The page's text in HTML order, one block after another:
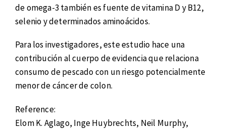
de omega-3 también es fuente de vitamina D y B12,
selenio y determinados aminoácidos.
Para los investigadores, este estudio hace una
contribución al cuerpo de evidencia que relaciona
consumo de pescado con un riesgo potencialmente
menor de cáncer de colon.
Reference:
Elom K. Aglago, Inge Huybrechts, Neil Murphy,